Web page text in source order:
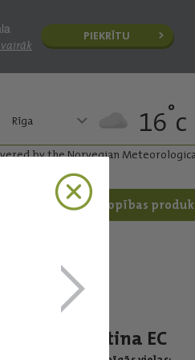
PIEKRĪTU
Rīga 16°c
by the Norvegian
Dārzkopības
Artina EC